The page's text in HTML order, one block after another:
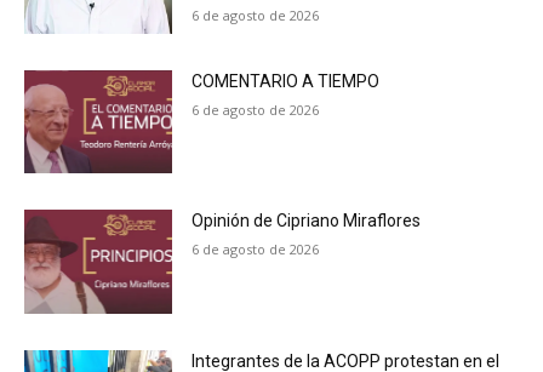
6 de agosto de 2026
COMENTARIO A TIEMPO
6 de agosto de 2026
Opinión de Cipriano Miraflores
6 de agosto de 2026
Integrantes de la ACOPP protestan en el